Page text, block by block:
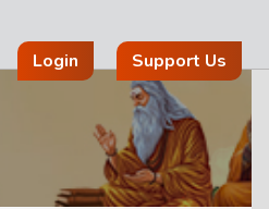
Login
Support Us